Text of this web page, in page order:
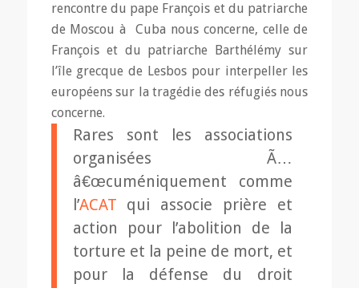
rencontre du pape François et du patriarche
de Moscou à Cuba nous concerne, celle de
François et du patriarche Barthélémy sur
l’île grecque de Lesbos pour interpeller les
européens sur la tragédie des réfugiés nous
concerne.
Rares sont les associations
organisées Ã…
â€œcuméniquement comme
l’ACAT qui associe prière et
action pour l’abolition de la
torture et la peine de mort, et
pour la défense du droit